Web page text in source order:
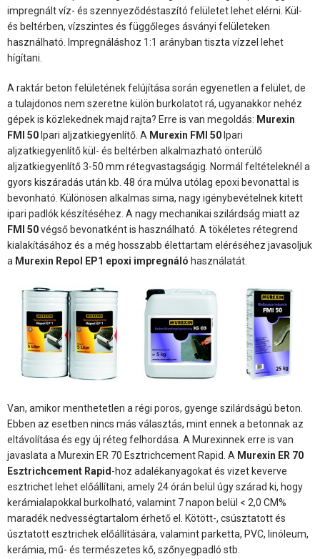
impregnált víz- és szennyeződéstaszító felületet lehet elérni. Kül-
és beltérben, vízszintes és függőleges ásványi felületeken
használható. Impregnáláshoz 1:1 arányban tiszta vízzel lehet
hígítani.
A raktár beton felületének felújítása során egyenetlen a felület, de
a tulajdonos nem szeretne külön burkolatot rá, ugyanakkor nehéz
gépek is közlekednek majd rajta? Erre is van megoldás: Murexin
FMI 50 Ipari aljzatkiegyenlítő. A Murexin FMI 50 Ipari
aljzatkiegyenlítő kül- és beltérben alkalmazható önterülő
aljzatkiegyenlítő 3-50 mm rétegvastagságig. Normál feltételeknél a
gyors kiszáradás után kb. 48 óra múlva utólag epoxi bevonattal is
bevonható. Különösen alkalmas sima, nagy igénybevételnek kitett
ipari padlók készítéséhez. A nagy mechanikai szilárdság miatt az
FMI 50végső bevonatként is használható. A tökéletes rétegrend
kialakításához és a még hosszabb élettartam eléréséhez javasoljuk
a Murexin Repol EP1 epoxi impregnáló használatát.
Van, amikor menthetetlen a régi poros, gyenge szilárdságú beton.
Ebben az esetben nincs más választás, mint ennek a betonnak az
eltávolítása és egy új réteg felhordása. A Murexinnek erre is van
javaslata a Murexin ER 70 Esztrichcement Rapid. A Murexin ER 70
Esztrichcement Rapid -hoz adalékanyagokat és vizet keverve
esztrichet lehet előállítani, amely 24 órán belül úgy szárad ki, hogy
kerámialapokkal burkolható, valamint 7 napon belül < 2,0 CM%
maradék nedvességtartalom érhető el. Kötött-, csúsztatott és
úsztatott esztrichek előállítására, valamint parketta, PVC, linóleum,
kerámia, mű- és természetes kő, szőnyegpadló stb.